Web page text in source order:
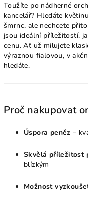
Toužíte po nádherné
kancelář? Hledáte
šmrnc, ale nechcete
jsou ideální příležitostí,
cenu. Ať už milujete
výraznou fialovou, v
hledáte.
Proč nakupovat
Úspora peněz –
Skvělá příležitost
blízkým
Možnost